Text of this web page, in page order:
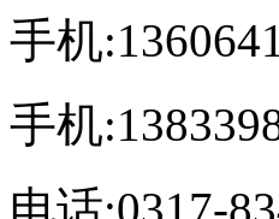
手机
手机